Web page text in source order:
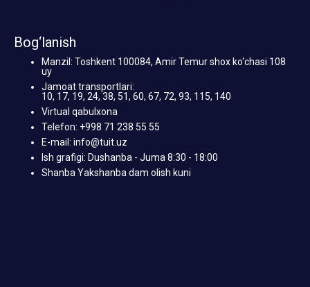
Bog‘lanish
Manzil: Toshkent 100084, Amir Temur shox ko‘chasi 108
uy
Jamoat transportlari:
10, 17, 19, 24, 38, 51, 60, 67, 72, 93, 115, 140
Virtual qabulxona
Telefon: +998 71 238 55 55
E-mail: info@tuit.uz
Ish grafigi: Dushanba - Juma 8:30 - 18:00
Shanba Yakshanba dam olish kuni